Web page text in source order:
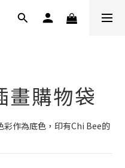
畫購物袋
彩作為底色，印有Chi Bee的